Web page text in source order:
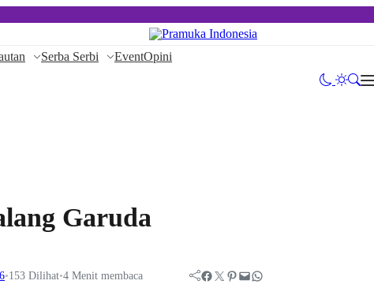
Serba Serbi EventOpini
Garuda
•153 Dilihat•4 Menit membaca Facebook Twitter Pinterest Mail WhatsApp